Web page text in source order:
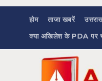
होम ताजा खबरें
क्या अखिलेश के PDA पर